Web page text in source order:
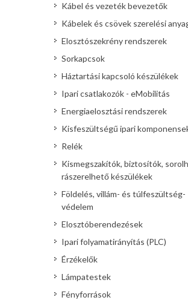
Kábel és vezeték bevezetők
Kábelek és csövek szerelési
Elosztószekrény rendszerek
Sorkapcsok
Háztartási kapcsoló készülékek
Ipari csatlakozók - eMobilitás
Energiaelosztási rendszerek
Kisfeszültségű ipari
Relék
Kismegszakítók, biztosítók,
rászerelhető készülékek
Földelés, villám- és túlfeszültség-
védelem
Elosztóberendezések
Ipari folyamatirányítás (PLC)
Érzékelők
Lámpatestek
Fényforrások